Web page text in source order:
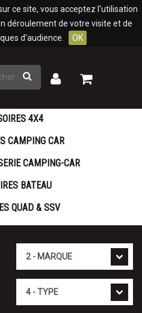
ce site, vous acceptez l'utilisation
déroulement de votre visite et de
d'audience.
OK
Rechercher
Mon
Mon
4X4
CAMPING CAR
CAMPING-CAR
BATEAU
QUAD & SSV